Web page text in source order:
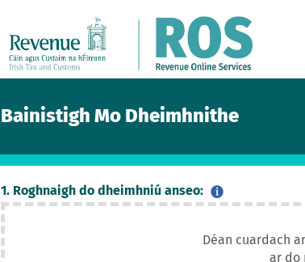
Bainistigh Mo Dheimhnithe
1. Roghnaigh do dheimhniú anseo:
Déan cuardach
ar do